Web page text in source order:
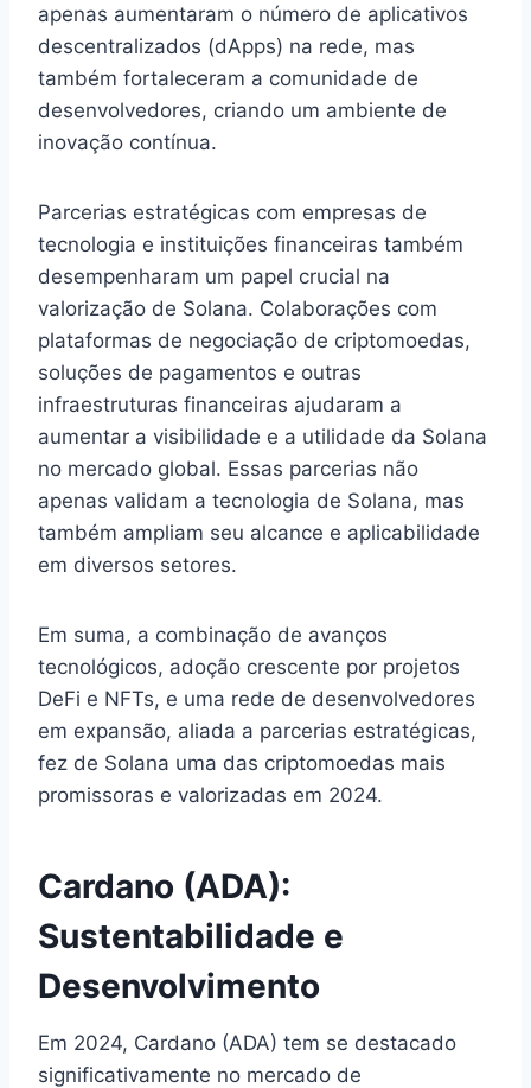
apenas aumentaram o número de aplicativos
descentralizados (dApps) na rede, mas
também fortaleceram a comunidade de
desenvolvedores, criando um ambiente de
inovação contínua.
Parcerias estratégicas com empresas de
tecnologia e instituições financeiras também
desempenharam um papel crucial na
valorização de Solana. Colaborações com
plataformas de negociação de criptomoedas,
soluções de pagamentos e outras
infraestruturas financeiras ajudaram a
aumentar a visibilidade e a utilidade da Solana
no mercado global. Essas parcerias não
apenas validam a tecnologia de Solana, mas
também ampliam seu alcance e aplicabilidade
em diversos setores.
Em suma, a combinação de avanços
tecnológicos, adoção crescente por projetos
DeFi e NFTs, e uma rede de desenvolvedores
em expansão, aliada a parcerias estratégicas,
fez de Solana uma das criptomoedas mais
promissoras e valorizadas em 2024.
Cardano (ADA):
Sustentabilidade e
Desenvolvimento
Em 2024, Cardano (ADA) tem se destacado
significativamente no mercado de